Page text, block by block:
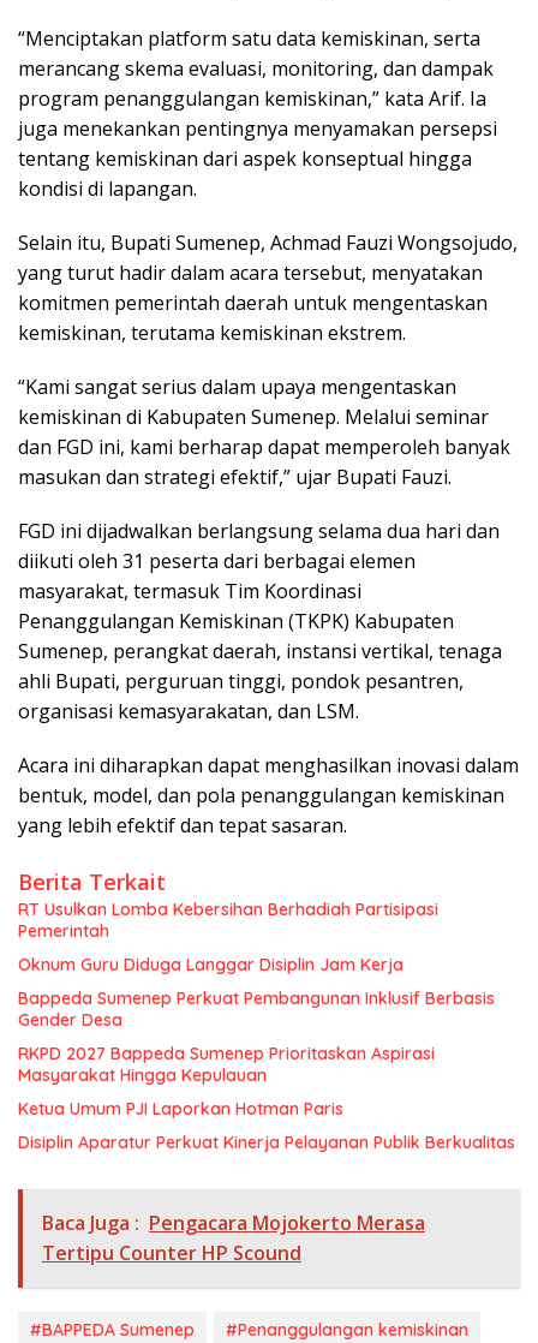
“Menciptakan platform satu data kemiskinan, serta
merancang skema evaluasi, monitoring, dan dampak
program penanggulangan kemiskinan,” kata Arif. Ia
juga menekankan pentingnya menyamakan persepsi
tentang kemiskinan dari aspek konseptual hingga
kondisi di lapangan.
Selain itu, Bupati Sumenep, Achmad Fauzi Wongsojudo,
yang turut hadir dalam acara tersebut, menyatakan
komitmen pemerintah daerah untuk mengentaskan
kemiskinan, terutama kemiskinan ekstrem.
“Kami sangat serius dalam upaya mengentaskan
kemiskinan di Kabupaten Sumenep. Melalui seminar
dan FGD ini, kami berharap dapat memperoleh banyak
masukan dan strategi efektif,” ujar Bupati Fauzi.
FGD ini dijadwalkan berlangsung selama dua hari dan
diikuti oleh 31 peserta dari berbagai elemen
masyarakat, termasuk Tim Koordinasi
Penanggulangan Kemiskinan (TKPK) Kabupaten
Sumenep, perangkat daerah, instansi vertikal, tenaga
ahli Bupati, perguruan tinggi, pondok pesantren,
organisasi kemasyarakatan, dan LSM.
Acara ini diharapkan dapat menghasilkan inovasi dalam
bentuk, model, dan pola penanggulangan kemiskinan
yang lebih efektif dan tepat sasaran.
Berita Terkait
RT Usulkan Lomba Kebersihan Berhadiah Partisipasi
Pemerintah
Oknum Guru Diduga Langgar Disiplin Jam Kerja
Bappeda Sumenep Perkuat Pembangunan Inklusif Berbasis
Gender Desa
RKPD 2027 Bappeda Sumenep Prioritaskan Aspirasi
Masyarakat Hingga Kepulauan
Ketua Umum PJI Laporkan Hotman Paris
Disiplin Aparatur Perkuat Kinerja Pelayanan Publik Berkualitas
Baca Juga : Pengacara Mojokerto Merasa
Tertipu Counter HP Scound
#BAPPEDA Sumenep
#Penanggulangan kemiskinan